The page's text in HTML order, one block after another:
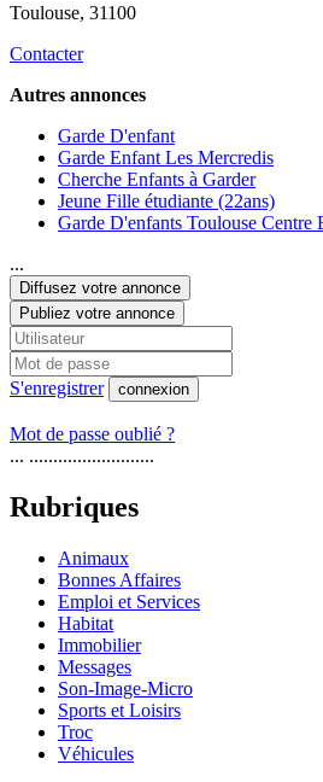
Toulouse, 31100
Contacter
Autres annonces
Garde D'enfant
Garde Enfant Les Mercredis
Cherche Enfants à Garder
Jeune Fille étudiante (22ans)
Garde D'enfants Toulouse Centre
...
Diffusez votre annonce
Publiez votre annonce
S'enregistrer connexion
Mot de passe oublié ?
... ..........................
Rubriques
Animaux
Bonnes Affaires
Emploi et Services
Habitat
Immobilier
Messages
Son-Image-Micro
Sports et Loisirs
Troc
Véhicules